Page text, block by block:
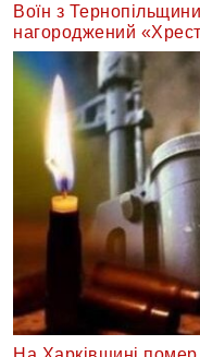
Воїн з
нагороджений